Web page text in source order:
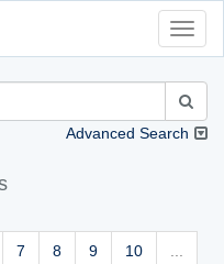
Advanced Search
7 8 9 10